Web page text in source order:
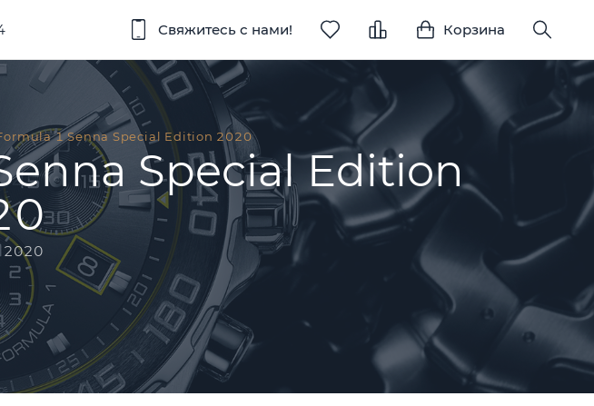
Свяжитесь с нами! Корзина
1 Senna Special Edition 2020
Special Edition
2020